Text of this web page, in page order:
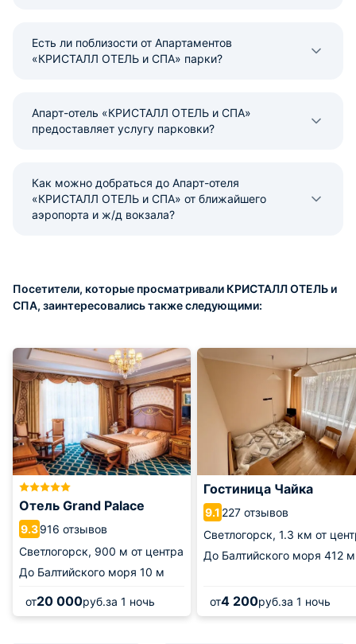
Есть ли поблизости от Апартаментов
«КРИСТАЛЛ ОТЕЛЬ и СПА» парки?
Апарт-отель «КРИСТАЛЛ ОТЕЛЬ и СПА»
предоставляет услугу парковки?
Как можно добраться до Апарт-отеля
«КРИСТАЛЛ ОТЕЛЬ и СПА» от ближайшего
аэропорта и ж/д вокзала?
Посетители, которые просматривали КРИСТАЛЛ ОТЕЛЬ и
СПА, заинтересовались также следующими:
Отель Grand Palace
9.3916 отзывов
Светлогорск, 900 м от центра
До Балтийского моря 10 м
от20 000руб.за 1 ночь
Гостиница Чайка
9.1 227 отзывов
Светлогорск, 1.3 км от
До Балтийского моря 412 м
от4 200руб.за 1 ночь